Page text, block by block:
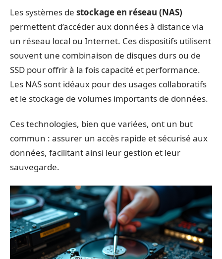
Les systèmes de stockage en réseau (NAS)
permettent d’accéder aux données à distance via
un réseau local ou Internet. Ces dispositifs utilisent
souvent une combinaison de disques durs ou de
SSD pour offrir à la fois capacité et performance.
Les NAS sont idéaux pour des usages collaboratifs
et le stockage de volumes importants de données.
Ces technologies, bien que variées, ont un but
commun : assurer un accès rapide et sécurisé aux
données, facilitant ainsi leur gestion et leur
sauvegarde.